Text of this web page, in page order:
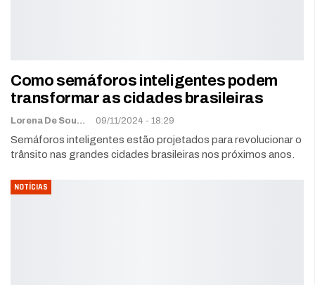
Como semáforos inteligentes podem
transformar as cidades brasileiras
Lorena De Sousa 09/11/2024 - 18:29
Semáforos inteligentes estão projetados para revolucionar o
trânsito nas grandes cidades brasileiras nos próximos anos.
NOTÍCIAS